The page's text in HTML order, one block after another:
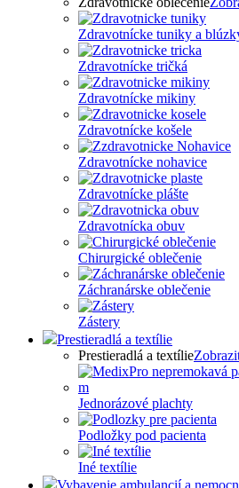
Zdravotnícke tuniky a
Zdravotnícke tričká
Zdravotnícke mikiny
Zdravotnícke košele
Zdravotnícke nohavice
Zdravotnícke plášte
Zdravotnícka obuv
Chirurgické oblečenie
Záchranárske oblečenie
Zástery
Prestieradlá a textílie
Prestieradlá a textílie
Jednorázové plachty
Podložky pod pacienta
Iné textílie
Vybavenie ambulancií a